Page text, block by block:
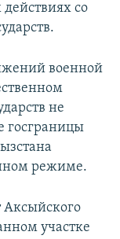
со
военной
не
госграницы
режиме.
участке